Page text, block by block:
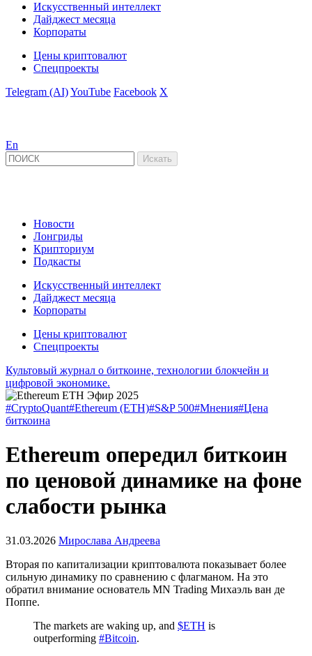
Искусственный интеллект
Дайджест месяца
Корпораты
Цены криптовалют
Спецпроекты
Telegram (AI)YouTube Facebook X
En
Новости
Лонгриды
Крипториум
Подкасты
Искусственный интеллект
Дайджест месяца
Корпораты
Цены криптовалют
Спецпроекты
Культовый журнал о биткоине, технологии блокчейн и
цифровой экономике.
#CryptoQuant#Ethereum (ETH)#S&P 500#Мнения#Цена
биткоина
Ethereum опередил биткоин
по ценовой динамике на фоне
слабости рынка
31.03.2026 Мирослава Андреева
Вторая по капитализации криптовалюта показывает более
сильную динамику по сравнению с флагманом. На это
обратил внимание основатель MN Trading Михаэль ван де
Поппе.
The markets are waking up, and $ETH is
outperforming #Bitcoin.